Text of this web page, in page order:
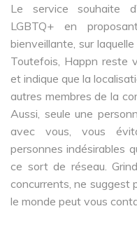
Le service souhaite
LGBTQ+ en
bienveillante, sur laquelle
Toutefois, Happn reste
et indique que la
autres membres de la
Aussi, seule une
avec vous, vous
personnes indésirables
ce sort de réseau.
concurrents, ne
le monde peut vous